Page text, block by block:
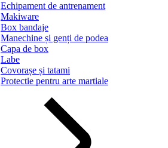
Echipament de antrenament
Makiware
Box bandaje
Manechine și genți de podea
Capa de box
Labe
Covorașe și tatami
Protectie pentru arte martiale